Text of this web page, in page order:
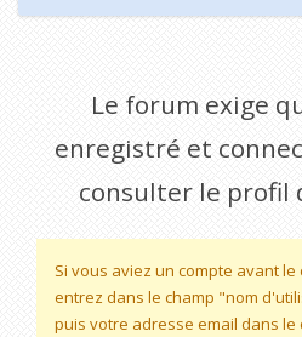
Le forum exige
enregistré et
consulter le profil
Si vous aviez un compte avant
entrez dans le champ "nom
puis votre adresse email dans